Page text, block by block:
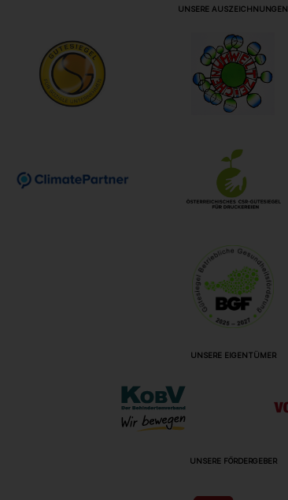
UNSERE AUSZEICHNUNGEN
UNSERE EIGENTÜMER
UNSERE FÖRDERGEBER